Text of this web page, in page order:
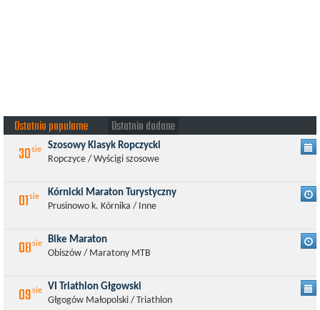
Ostatnio popularne Ostatnio dodane
30sie Szosowy Klasyk Ropczycki
Ropczyce / Wyścigi szosowe
01sie Kórnicki Maraton Turystyczny
Prusinowo k. Kórnika / Inne
08sie Bike Maraton
Obiszów / Maratony MTB
09sie VI Triathlon Głgowski
Głgogów Małopolski / Triathlon